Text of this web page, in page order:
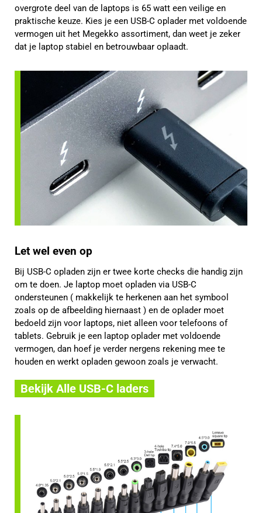
overgrote deel van de laptops is 65 watt een veilige en
praktische keuze. Kies je een USB-C oplader met voldoende
vermogen uit het Megekko assortiment, dan weet je zeker
dat je laptop stabiel en betrouwbaar oplaadt.
Let wel even op
Bij USB-C opladen zijn er twee korte checks die handig zijn
om te doen. Je laptop moet opladen via USB-C
ondersteunen ( makkelijk te herkenen aan het symbool
zoals op de afbeelding hiernaast ) en de oplader moet
bedoeld zijn voor laptops, niet alleen voor telefoons of
tablets. Gebruik je een laptop oplader met voldoende
vermogen, dan hoef je verder nergens rekening mee te
houden en werkt opladen gewoon zoals je verwacht.
Bekijk Alle USB-C laders